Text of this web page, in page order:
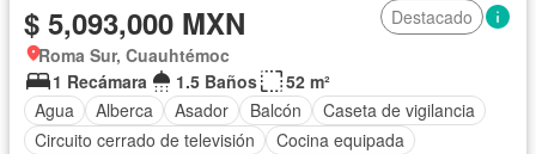
$ 5,093,000 MXN
Destacado
Roma Sur, Cuauhtémoc
1 Recámara
1.5 Baños
52 m²
Agua
Alberca Asador Balcón
Caseta de vigilancia
Circuito cerrado de televisión
Cocina equipada